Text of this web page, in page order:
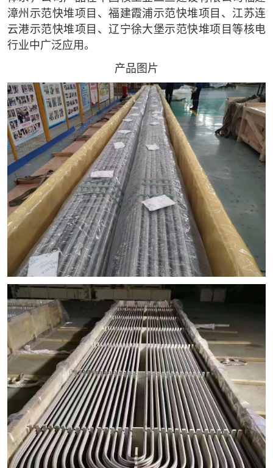
漳州示范快堆项目、福建霞浦示范快堆项目、江苏连
云港示范快堆项目、辽宁徐大堡示范快堆项目等核电
行业中广泛应用。
产品图片